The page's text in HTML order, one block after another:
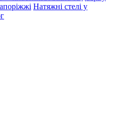
Натяжні стелі у